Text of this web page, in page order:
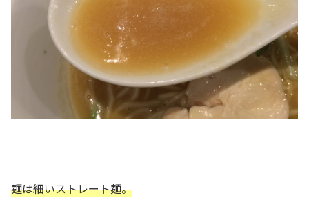
麺は細いストレート麺。